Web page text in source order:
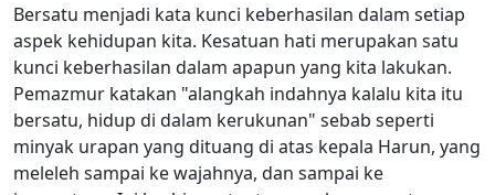
Bersatu menjadi kata kunci keberhasilan dalam setiap
aspek kehidupan kita. Kesatuan hati merupakan satu
kunci keberhasilan dalam apapun yang kita lakukan.
Pemazmur katakan "alangkah indahnya kalalu kita itu
bersatu, hidup di dalam kerukunan" sebab seperti
minyak urapan yang dituang di atas kepala Harun, yang
meleleh sampai ke wajahnya, dan sampai ke